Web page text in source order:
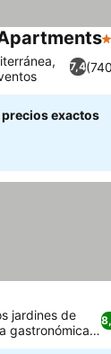
7,4
exactos
jardines de
gastronómica